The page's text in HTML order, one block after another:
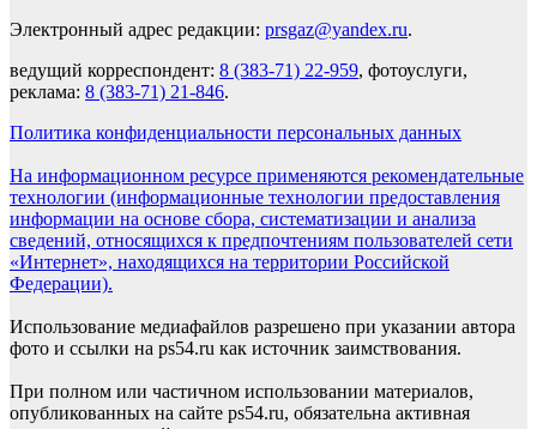
Электронный адрес редакции: prsgaz@yandex.ru.
ведущий корреспондент: 8 (383-71) 22-959, фотоуслуги,
реклама: 8 (383-71) 21-846.
Политика конфиденциальности персональных данных
На информационном ресурсе применяются рекомендательные
технологии (информационные технологии предоставления
информации на основе сбора, систематизации и анализа
сведений, относящихся к предпочтениям пользователей сети
«Интернет», находящихся на территории Российской
Федерации).
Использование медиафайлов разрешено при указании автора
фото и ссылки на ps54.ru как источник заимствования.
При полном или частичном использовании материалов,
опубликованных на сайте ps54.ru, обязательна активная